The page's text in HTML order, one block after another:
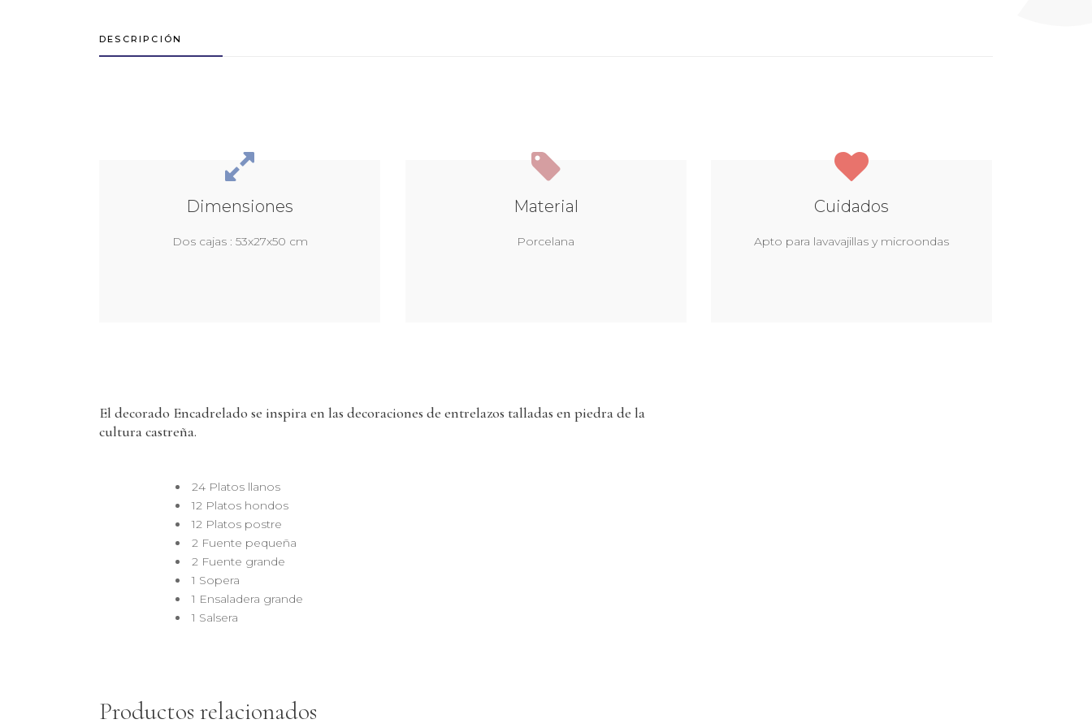
DESCRIPCIÓN
Dimensiones
Dos cajas : 53x27x50 cm
Material
Porcelana
Cuidados
Apto para lavavajillas y microondas
El decorado Encadrelado se inspira en las decoraciones de entrelazos talladas en piedra de la
cultura castreña.
24 Platos llanos
12 Platos hondos
12 Platos postre
2 Fuente pequeña
2 Fuente grande
1 Sopera
1 Ensaladera grande
1 Salsera
Productos relacionados